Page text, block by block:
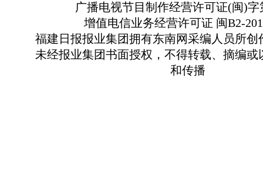
广播电视节目制作经营许可证(闽)字
增值电信业务经营许可证 闽B2-
福建日报报业集团拥有东南网采编人员所创
未经报业集团书面授权，不得转载、摘编或
和传播